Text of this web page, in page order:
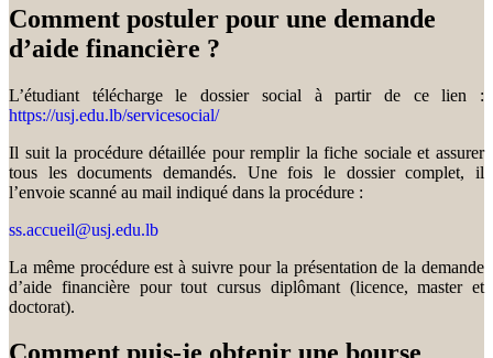
Comment postuler pour une demande
d’aide financière ?
L’étudiant télécharge le dossier social à partir de ce lien :
https://usj.edu.lb/servicesocial/
Il suit la procédure détaillée pour remplir la fiche sociale et assurer
tous les documents demandés. Une fois le dossier complet, il
l’envoie scanné au mail indiqué dans la procédure :
ss.accueil@usj.edu.lb
La même procédure est à suivre pour la présentation de la demande
d’aide financière pour tout cursus diplômant (licence, master et
doctorat).